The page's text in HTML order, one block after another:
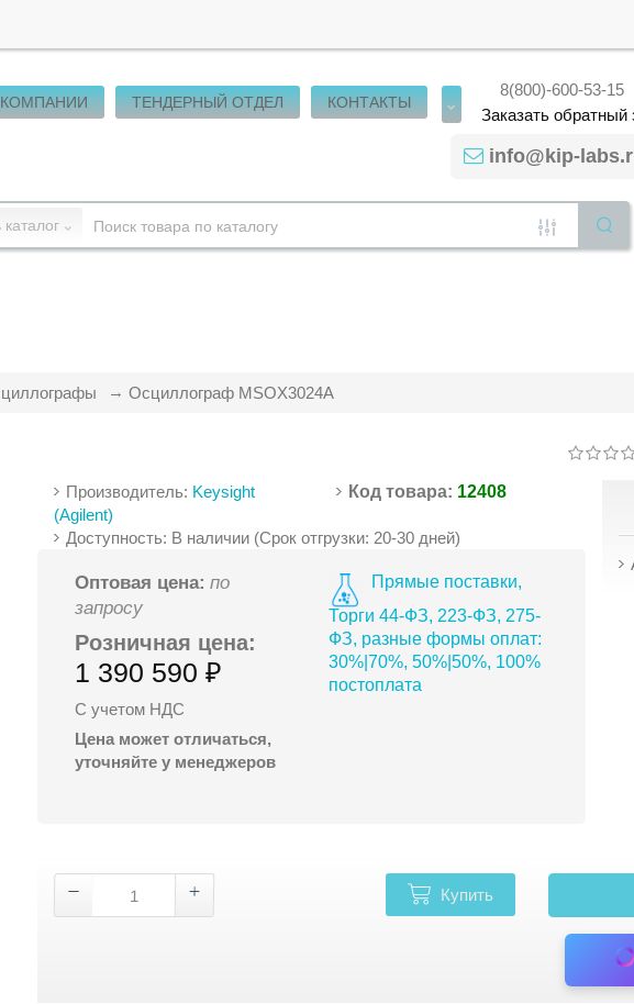
ТЕНДЕРНЫЙ ОТДЕЛ КОНТАКТЫ
8(800)-600-53-15
Заказатьобратный
info@kip-
каталог
Осциллограф MSOX3024A
Производитель: Keysight
(Agilent)
Код товара: 12408
Доступность: В наличии (Срок отгрузки: 20-30 дней)
Оптовая цена: по
запросу
Розничная цена:
1 390 590 ₽
С учетом НДС
Цена может отличаться,
уточняйте у менеджеров
Прямые поставки,
Торги 44-ФЗ, 223-ФЗ, 275-
ФЗ, разные формы оплат:
30%|70%, 50%|50%, 100%
постоплата
Купить